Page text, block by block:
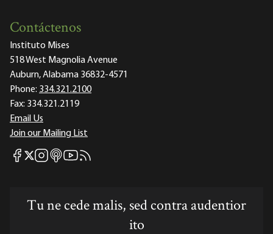
Contáctenos
Instituto Mises
518 West Magnolia Avenue
Auburn, Alabama 36832-4571
Phone: 334.321.2100
Fax: 334.321.2119
Email Us
Join our Mailing List
Mises Facebook
Mises X
Mises Instagram
Mises itunes
Mises Youtube
Mises RSS feed
Tu ne cede malis, sed contra audentior
ito